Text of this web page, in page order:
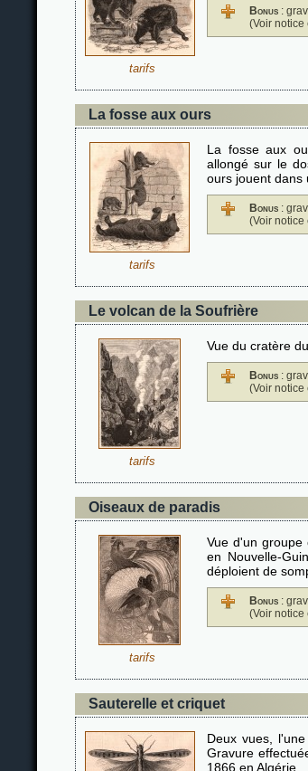
tarifs
Bonus :
(Voir notice
La fosse aux ours
tarifs
La fosse aux
allongé sur le
ours jouent dans
Bonus :
(Voir notice
Le volcan de la Soufrière
tarifs
Vue du cratère
Bonus :
(Voir notice
Oiseaux de paradis
tarifs
Vue d'un groupe
en Nouvelle-
déploient de
Bonus :
(Voir notice
Sauterelle et criquet
Deux vues,
Gravure
1866 en Algérie.